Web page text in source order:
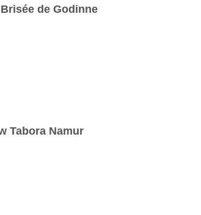
de Godinne
Tabora Namur